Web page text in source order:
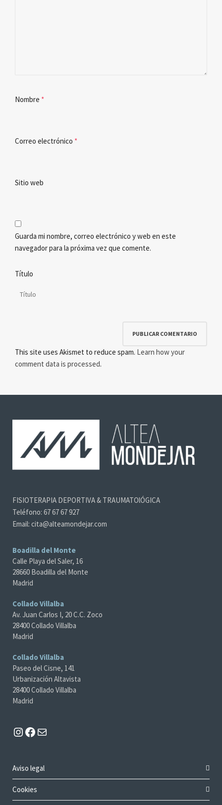
Nombre *
Correo electrónico *
Sitio web
Guarda mi nombre, correo electrónico y web en este
navegador para la próxima vez que comente.
Título
This site uses Akismet to reduce spam. Learn how your
comment data is processed.
FISIOTERAPIA DEPORTIVA & TRAUMATOlÓGICA
Teléfono: 67 67 67 927
Email: cita@alteamondejar.com
Boadilla del Monte
Calle Playa del Saler, 16
28660 Boadilla del Monte
Madrid
Collado Villalba
Av. Juan Carlos I, 20 C.C. Zoco
28400 Collado Villalba
Madrid
Collado Villalba
Paseo del Cisne, 141
Urbanización Altavista
28400 Collado Villalba
Madrid
Instagram
Facebook
Aviso legal
Cookies